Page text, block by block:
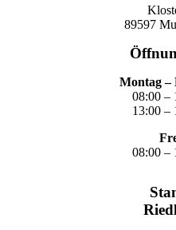
89597
Montag –
08:00 –
13:00 –
08:00 –